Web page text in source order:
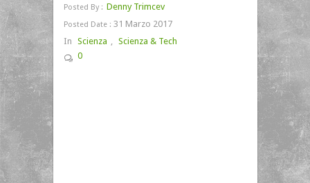
Posted By : Denny Trimcev
Posted Date : 31 Marzo 2017
In Scienza , Scienza & Tech
0